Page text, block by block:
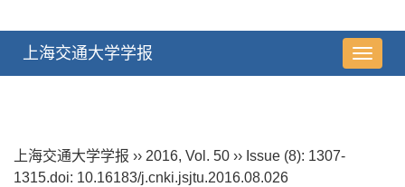
导
航
上海交通大学学报
上海交通大学学报 ›› 2016, Vol. 50 ›› Issue (8): 1307-
1315.doi: 10.16183/j.cnki.jsjtu.2016.08.026